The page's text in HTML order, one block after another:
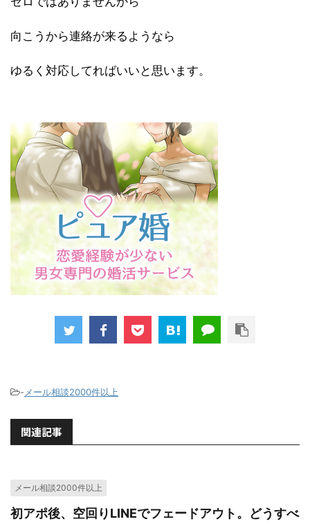
向こうから連絡が来るようなら
ゆるく対応してればいいと思います。
- メール相談2000件以上
関連記事
メール相談2000件以上
初アポ後、空回りLINEでフェードアウト。どうすべ